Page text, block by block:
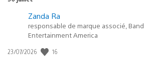
Zanda Ra
responsable de marque associé,
Entertainment America
Date
23/07/2026 16